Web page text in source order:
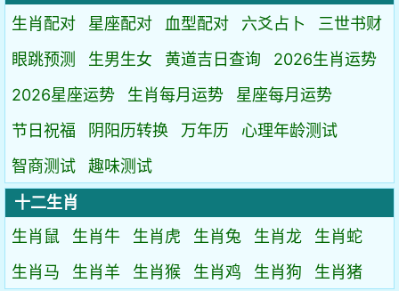
生肖配对
星座配对 血型配对 六爻占卜
三世书财
眼跳预测
生男生女 黄道吉日查询
2026生肖运势
2026星座运势
生肖每月运势
星座每月运势
节日祝福
阴阳历转换 万年历
心理年龄测试
智商测试
趣味测试
十二生肖
生肖鼠
生肖牛 生肖虎 生肖兔 生肖龙
生肖蛇
生肖马
生肖羊 生肖猴 生肖鸡 生肖狗 生肖猪